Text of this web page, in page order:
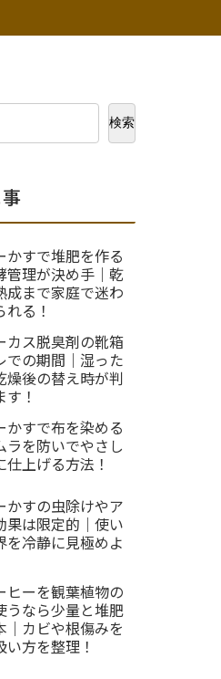
検索
かすで堆肥を作る
管理が決め手｜乾
成まで家庭で迷わ
る！
カス脱臭剤の靴箱
での期間｜湿った
燥後の替え時が判
！
かすで布を染める
ラを防いでやさし
仕上げる方法！
かすの虫除けやア
果は限定的｜使い
を冷静に見極めよ
ヒーを観葉植物の
うなら少量と堆肥
｜カビや根傷みを
い方を整理！